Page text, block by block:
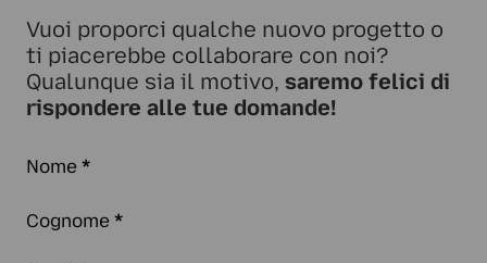
Vuoi proporci qualche nuovo progetto o
ti piacerebbe collaborare con noi?
Qualunque sia il motivo, saremo felici di
rispondere alle tue domande!
Nome *
Cognome *